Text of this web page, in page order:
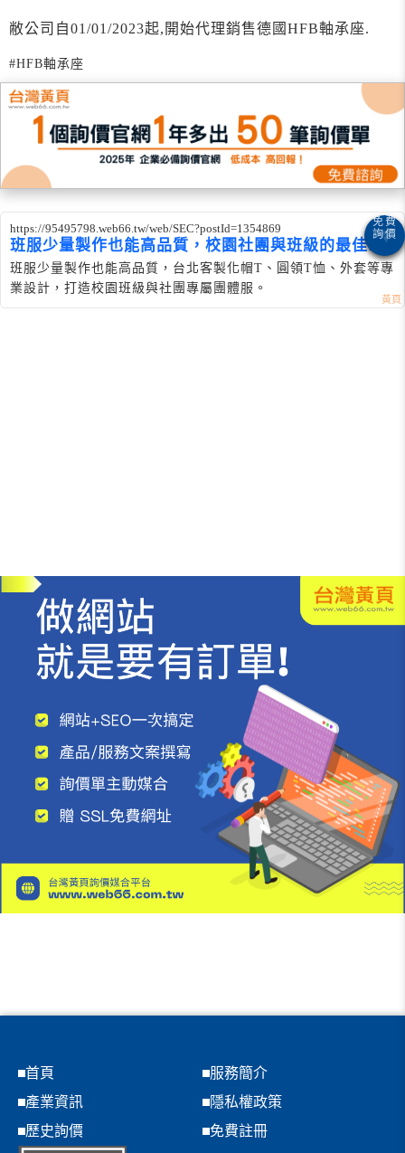
敝公司自01/01/2023起,開始代理銷售德國HFB軸承座.
#HFB軸承座
https://95495798.web66.tw/web/SEC?postId=1354869
班服少量製作也能高品質，校園社團與班級的最佳選
擇
班服少量製作也能高品質，台北客製化帽T、圓領T恤、外套等專
業設計，打造校園班級與社團專屬團體服。
首頁
服務簡介
產業資訊
隱私權政策
歷史詢價
免費註冊